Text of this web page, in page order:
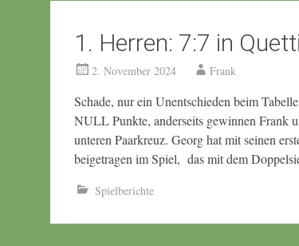
1. Herren: 7:7 in
2. November 2024 Frank
Schade, nur ein Unentschieden beim
NULL Punkte, anderseits gewinnen Frank
unteren Paarkreuz. Georg hat mit seinen
beigetragen im Spiel, das mit dem
Spielberichte